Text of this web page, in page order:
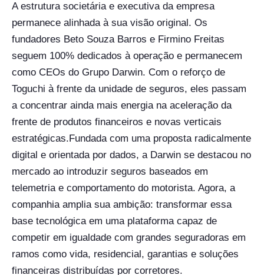
A estrutura societária e executiva da empresa
permanece alinhada à sua visão original. Os
fundadores Beto Souza Barros e Firmino Freitas
seguem 100% dedicados à operação e permanecem
como CEOs do Grupo Darwin. Com o reforço de
Toguchi à frente da unidade de seguros, eles passam
a concentrar ainda mais energia na aceleração da
frente de produtos financeiros e novas verticais
estratégicas.Fundada com uma proposta radicalmente
digital e orientada por dados, a Darwin se destacou no
mercado ao introduzir seguros baseados em
telemetria e comportamento do motorista. Agora, a
companhia amplia sua ambição: transformar essa
base tecnológica em uma plataforma capaz de
competir em igualdade com grandes seguradoras em
ramos como vida, residencial, garantias e soluções
financeiras distribuídas por corretores.